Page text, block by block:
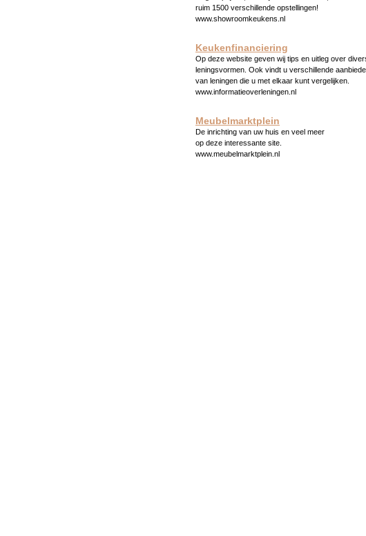
ruim 1500 verschillende opstellingen!
www.showroomkeukens.nl
Keukenfinanciering
Op deze website geven wij tips en uitleg over
leningsvormen. Ook vindt u verschillende
van leningen die u met elkaar kunt vergelijken.
www.informatieoverleningen.nl
Meubelmarktplein
De inrichting van uw huis en veel meer
op deze interessante site.
www.meubelmarktplein.nl